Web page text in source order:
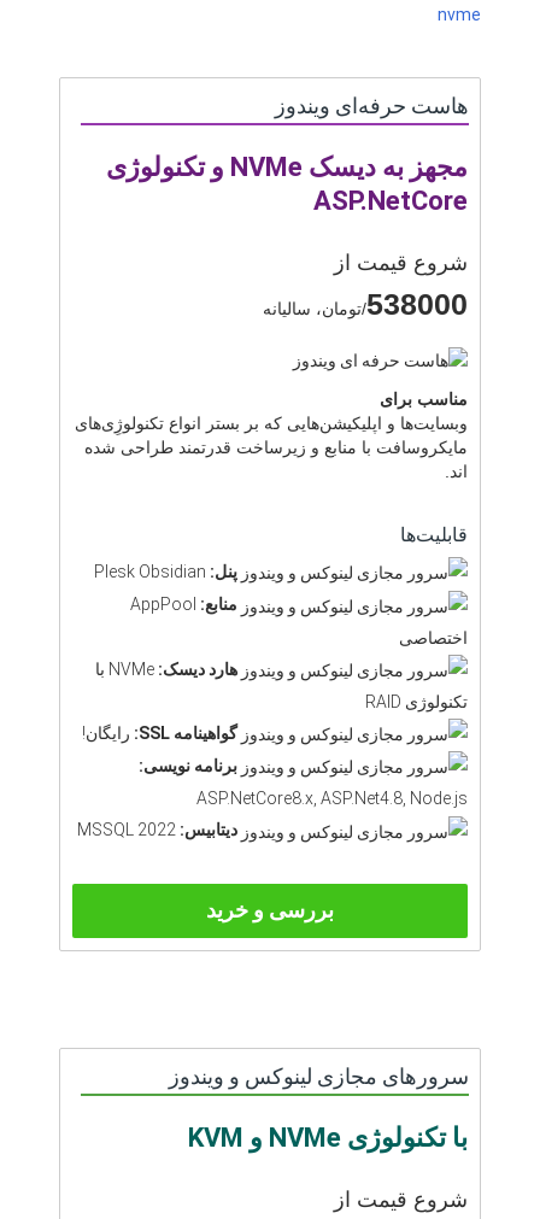
هاست حرفه‌ای ویندوز
مجهز به دیسک NVMe و تکنولوژی
ASP.NetCore
شروع قیمت از
538000/تومان، سالیانه
مناسب برای
وبسایت‌ها و اپلیکیشن‌هایی که بر بستر انواع تکنولوژِی‌های
مایکروسافت با منابع و زیرساخت قدرتمند طراحی شده
اند.
قابلیت‌ها
پنل:
منابع: AppPool
اختصاصی
هارد دیسک:
NVMe با
تکنولوژی RAID
گواهینامه SSL:
رایگان!
برنامه نویسی:
ASP.NetCore8.x, ASP.Net4.8, Node.js
دیتابیس: MSSQL 2022
بررسی و خرید
سرورهای مجازی لینوکس و ویندوز
با تکنولوژی NVMe و KVM
شروع قیمت از